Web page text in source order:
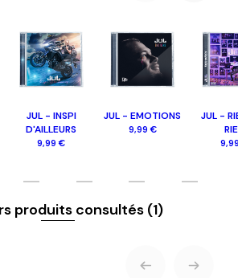
JUL - INSPI
D'AILLEURS
9,99 €
JUL - EMOTIONS
9,99 €
JUL -
produits consultés (1)